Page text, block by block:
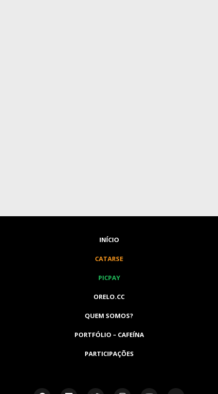
INÍCIO
CATARSE
PICPAY
ORELO.CC
QUEM SOMOS?
PORTFÓLIO – CAFEÍNA
PARTICIPAÇÕES